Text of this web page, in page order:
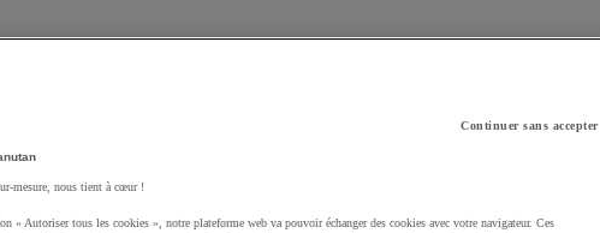
produit à votre panier :
Continuer sans accepter
mesure, nous tient à cœur !
« Autoriser tous les cookies », notre plateforme web va pouvoir échanger des cookies avec votre navigateur. Ces